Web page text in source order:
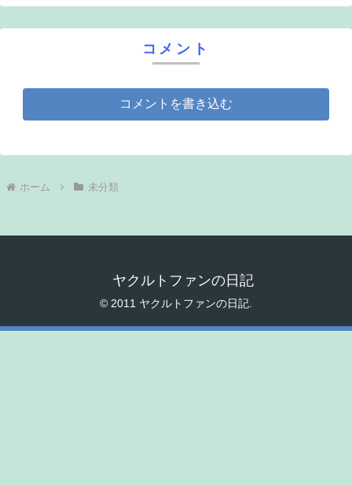
コメント
コメントを書き込む
ホーム 未分類
ヤクルトファンの日記
© 2011 ヤクルトファンの日記.